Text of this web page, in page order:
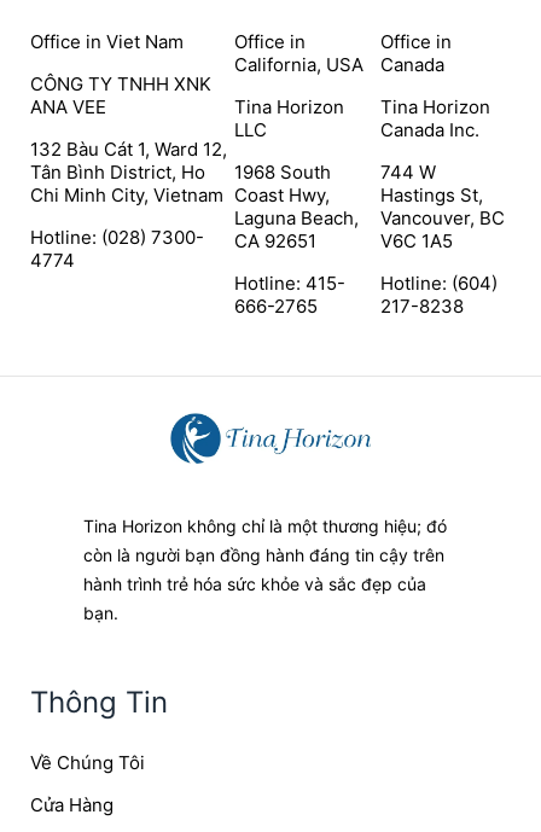
Office in Viet Nam
CÔNG TY TNHH XNK
ANA VEE
132 Bàu Cát 1, Ward 12,
Tân Bình District, Ho
Chi Minh City, Vietnam
Hotline: (028) 7300-
4774
Office in
California, USA
Tina Horizon
LLC
1968 South
Coast Hwy,
Laguna Beach,
CA 92651
Hotline: 415-
666-2765
Office in
Canada
Tina Horizon
Canada Inc.
744 W
Hastings St,
Vancouver, BC
V6C 1A5
Hotline: (604)
217-8238
Tina Horizon không chỉ là một thương hiệu; đó
còn là người bạn đồng hành đáng tin cậy trên
hành trình trẻ hóa sức khỏe và sắc đẹp của
bạn.
Thông Tin
Về Chúng Tôi
Cửa Hàng